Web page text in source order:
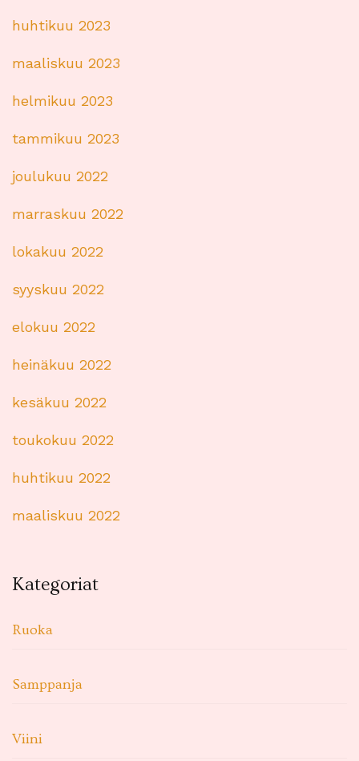
huhtikuu 2023
maaliskuu 2023
helmikuu 2023
tammikuu 2023
joulukuu 2022
marraskuu 2022
lokakuu 2022
syyskuu 2022
elokuu 2022
heinäkuu 2022
kesäkuu 2022
toukokuu 2022
huhtikuu 2022
maaliskuu 2022
Kategoriat
Ruoka
Samppanja
Viini